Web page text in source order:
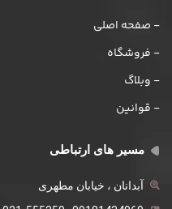
- صفحه اصلی
- فروشگاه
- وبلاگ
- قوانین
مسیر های ارتباطی
آبدانان ، خیابان مطهری